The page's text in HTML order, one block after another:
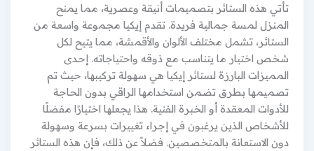
تأتي هذه الستائر بتصميمات أنيقة وعصرية، مما يمنح
المنزل لمسة جمالية فريدة. تقدم إيكيا مجموعة واسعة من
الستائر، تشمل مختلف الألوان والأقمشة، مما يتيح لكل
شخص اختيار ما يتناسب مع ذوقه واحتياجاته. إحدى
المميزات البارزة لستائر إيكيا هي سهولة تركيبها، حيث تم
تصميمها بطرق تضمن استخدامها الراقي بدون الحاجة
للأدوات المعقدة أو الخبرة الفنية. هذا يجعلها اختيارًا مفضلًا
للأشخاص الذين يرغبون في إجراء تغييرات بسرعة وسهولة
دون الاستعانة بالمتخصصين. فضلاً عن ذلك، فإن هذه الستائر